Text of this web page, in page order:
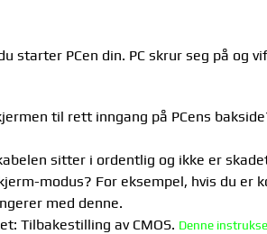
starter PCen din. PC skrur seg på og
til rett inngang på PCens
sitter i ordentlig og ikke er
modus? For eksempel, hvis du er
med denne.
Tilbakestilling av CMOS. Denne